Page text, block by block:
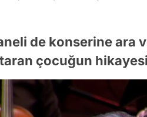
de konserine ara
çocuğun